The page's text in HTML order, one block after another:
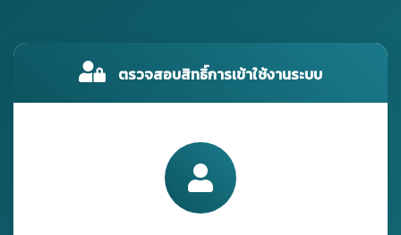
ตรวจสอบสิทธิ์การเข้าใช้งานระบบ